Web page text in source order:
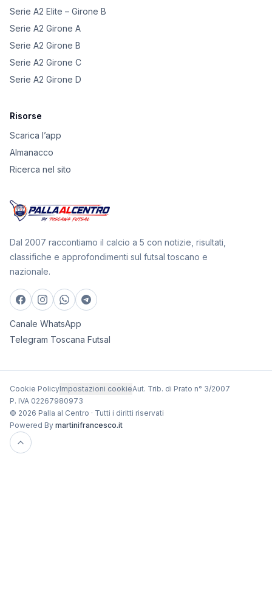
Serie A2 Elite – Girone B
Serie A2 Girone A
Serie A2 Girone B
Serie A2 Girone C
Serie A2 Girone D
Risorse
Scarica l’app
Almanacco
Ricerca nel sito
Dal 2007 raccontiamo il calcio a 5 con notizie, risultati,
classifiche e approfondimenti sul futsal toscano e
nazionale.
Canale WhatsApp
Telegram Toscana Futsal
Cookie PolicyImpostazioni cookieAut. Trib. di Prato n° 3/2007
P. IVA 02267980973
© 2026 Palla al Centro · Tutti i diritti riservati
Powered By martinifrancesco.it